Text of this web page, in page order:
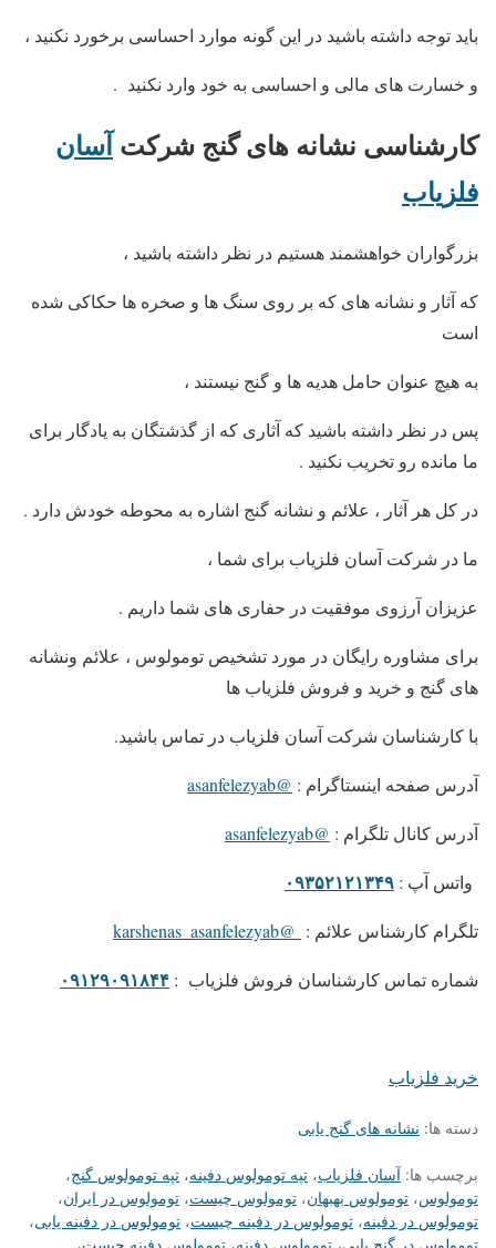
باید توجه داشته باشید در این گونه موارد احساسی برخورد نکنید ،
و خسارت های مالی و احساسی به خود وارد نکنید .
کارشناسی نشانه های گنج شرکتآسان
فلزیاب
بزرگواران خواهشمند هستیم در نظر داشته باشید ،
که آثار و نشانه های که بر روی سنگ ها و صخره ها حکاکی شده
است
به هیچ عنوان حامل هدیه ها و گنج نیستند ،
پس در نظر داشته باشید که آثاری که از گذشتگان به یادگار برای
ما مانده رو تخریب نکنید .
در کل هر آثار ، علائم و نشانه گنج اشاره به محوطه خودش دارد .
ما در شرکت آسان فلزیاب برای شما ،
عزیزان آرزوی موفقیت در حفاری های شما داریم .
برای مشاوره رایگان در مورد تشخیص تومولوس ، علائم ونشانه
های گنج و خرید و فروش فلزیاب ها
با کارشناسان شرکت آسان فلزیاب در تماس باشید.
آدرس صفحه اینستاگرام :
@asanfelezyab
آدرس کانال تلگرام :
@asanfelezyab
واتس آپ : ۰۹۳۵۲۱۲۱۳۴۹
تلگرام کارشناس علائم :
@karshenas_asanfelezyab
شماره تماس کارشناسان فروش فلزیاب : ۰۹۱۲۹۰۹۱۸۴۴
خرید فلزیاب
دسته ها: نشانه های گنج یابی
برچسب ها: آسان فلزیاب، تپه تومولوس دفینه، تپه تومولوس گنج،
تومولوس، تومولوس بهبهان، تومولوس چیست، تومولوس در ایران،
تومولوس در دفینه، تومولوس در دفینه چیست، تومولوس در دفینه یابی،